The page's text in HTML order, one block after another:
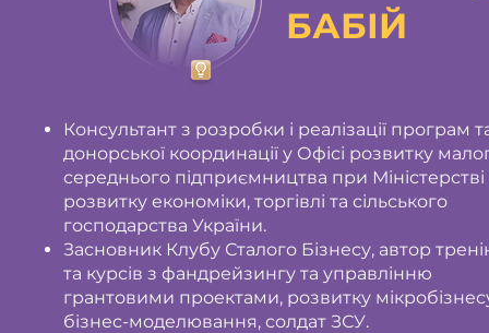
БАБІЙ
Консультант з розробки і реалізації програм
донорської координації у Офісі розвитку
середнього підприємництва при Міністерстві
розвитку економіки, торгівлі та сільського
господарства України.
Засновник Клубу Сталого Бізнесу, автор
та курсів з фандрейзингу та управлінню
грантовими проектами, розвитку
бізнес-моделювання, солдат ЗСУ.